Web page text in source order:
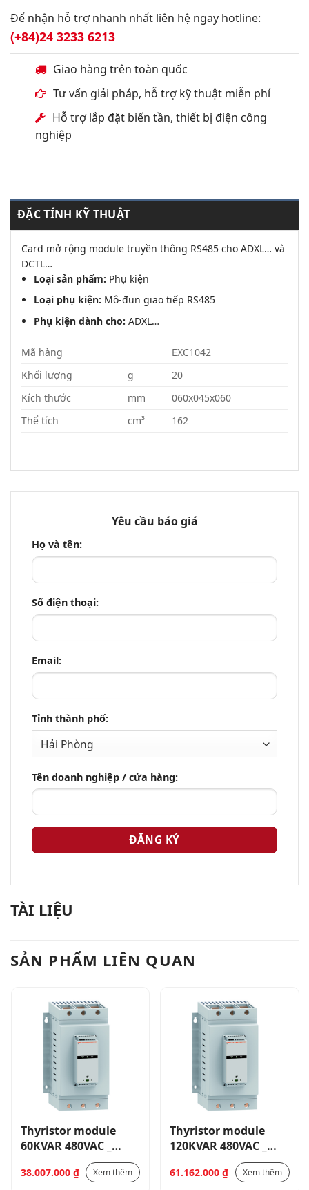
Để nhận hỗ trợ nhanh nhất liên hệ ngay hotline:
(+84)24 3233 6213
Giao hàng trên toàn quốc
Tư vấn giải pháp, hỗ trợ kỹ thuật miễn phí
Hỗ trợ lắp đặt biến tần, thiết bị điện công
nghiệp
ĐẶC TÍNH KỸ THUẬT
Card mở rộng module truyền thông RS485 cho ADXL… và
DCTL…
Loại sản phẩm: Phụ kiện
Loại phụ kiện: Mô-đun giao tiếp RS485
Phụ kiện dành cho: ADXL…
Mã hàng
EXC1042
Khối lượng
g
20
Kích thước
mm
060x045x060
Thể tích
cm³ 162
Yêu cầu báo giá
Họ và tên:
Số điện thoại:
Email:
Tỉnh thành phố:
Tên doanh nghiệp / cửa hàng:
TÀI LIỆU
SẢN PHẨM LIÊN QUAN
Thyristor module
60KVAR 480VAC _
DCTLA4800600
38.007.000 ₫ Xem thêm
Thyristor module
120KVAR 480VAC _
DCTLA4801200
61.162.000 ₫ Xem thêm